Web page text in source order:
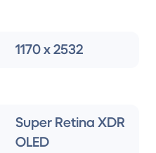
1170 x 2532
Super Retina XDR
OLED